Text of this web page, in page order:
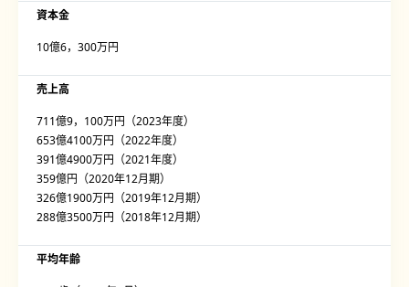
資本金
10億6，300万円
売上高
711億9，100万円（2023年度）
653億4100万円（2022年度）
391億4900万円（2021年度）
359億円（2020年12月期）
326億1900万円（2019年12月期）
288億3500万円（2018年12月期）
平均年齢